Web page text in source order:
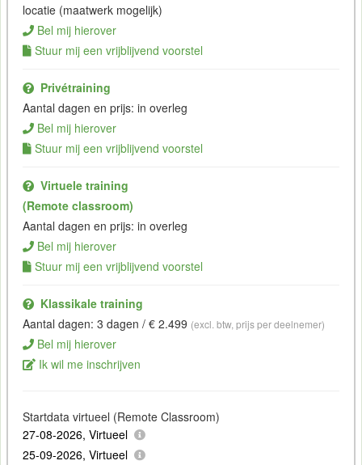
locatie (maatwerk mogelijk)
Bel mij hierover
Stuur mij een vrijblijvend voorstel
Privétraining
Aantal dagen en prijs: in overleg
Bel mij hierover
Stuur mij een vrijblijvend voorstel
Virtuele training
(Remote classroom)
Aantal dagen en prijs: in overleg
Bel mij hierover
Stuur mij een vrijblijvend voorstel
Klassikale training
Aantal dagen: 3 dagen / € 2.499 (excl. btw, prijs per deelnemer)
Bel mij hierover
Ik wil me inschrijven
Startdata virtueel (Remote Classroom)
27-08-2026, Virtueel
25-09-2026, Virtueel